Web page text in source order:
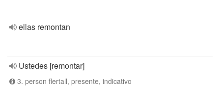
ellas remontan
Ustedes [remontar]
3. person flertall, presente, indicativo